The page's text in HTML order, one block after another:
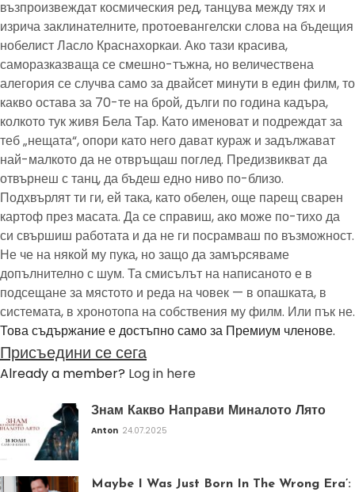
възпроизвеждат космическия ред, танцува между тях и
изрича заклинателните, протоевангелски слова на бъдещия
нобелист Ласло Краснахоркаи. Ако тази красива,
саморазказваща се смешно-тъжна, но величествена
алегория се случва само за двайсет минути в един филм, то
какво остава за 70-те на брой, дълги по година кадъра,
колкото тук живя Бела Тар. Като именоват и подреждат за
теб „нещата“, опори като него дават кураж и задължават
най-малкото да не отвръщаш поглед. Предизвикват да
отвърнеш с танц, да бъдеш едно ниво по-близо.
Подхвърлят ти ги, ей така, като обелен, още парещ сварен
картоф през масата. Да се справиш, ако може по-тихо да
си свършиш работата и да не ги посрамваш по възможност.
Не че на някой му пука, но защо да замърсяваме
допълнително с шум. Та смисълът на написаното е в
подсещане за мястото и реда на човек — в опашката, в
системата, в хронотопа на собствения му филм. Или пък не.
Това съдържание е достъпно само за Премиум членове.
Присъедини се сега
Already a member? Log in here
Знам Какво Направи Миналото Лято
Anton 24.07.2025
Maybe I Was Just Born In The Wrong Era’: